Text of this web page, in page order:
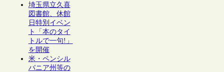
埼玉県立久喜
図書館、休館
日特別イベン
ト「本のタイ
トルで一句!」
を開催
米・ペンシル
バニア州等の